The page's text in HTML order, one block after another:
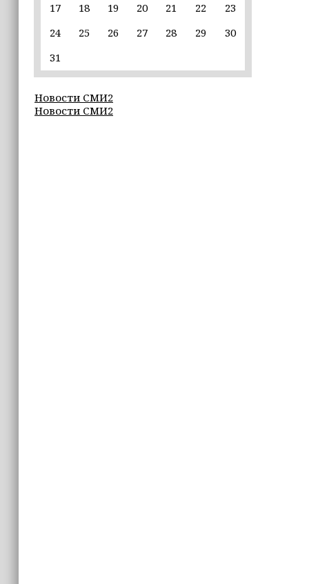
Эксперт объяснил, почему не стоит
16:55
В Шелковском районе обучают
«ИнформУИК»
17
18 19 20 21 22
23
24
25 26 27 28 29
30
31
Новости СМИ2
Новости СМИ2